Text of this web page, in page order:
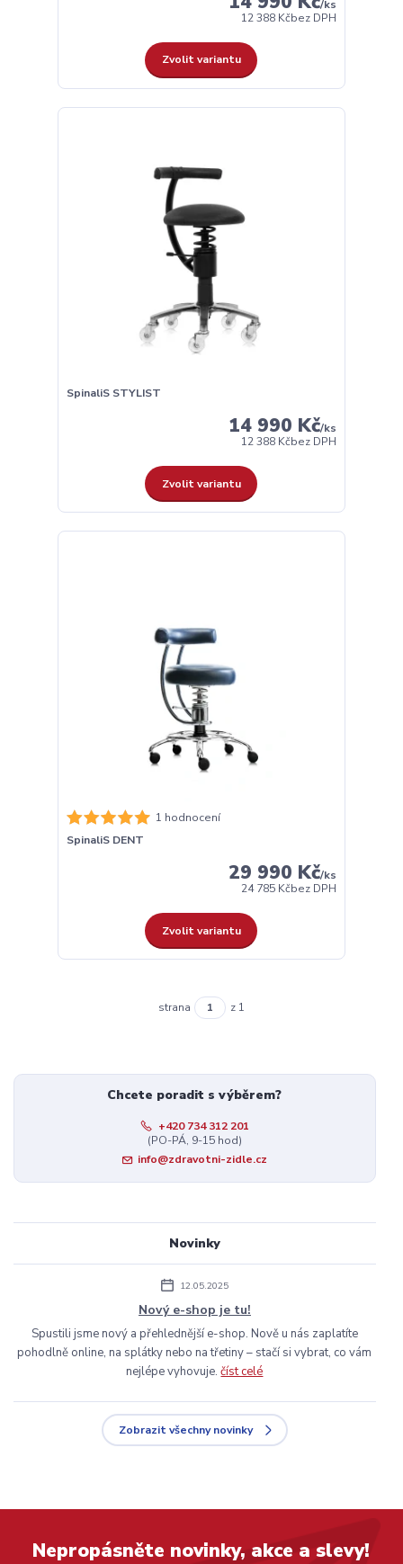
/ks
12 388 Kčbez DPH
Zvolit variantu
SpinaliS STYLIST
14 990 Kč/ks
12 388 Kčbez DPH
Zvolit variantu
1 hodnocení
SpinaliS DENT
29 990 Kč/ks
24 785 Kčbez DPH
Zvolit variantu
strana z 1
Chcete poradit s výběrem?
+420 734 312 201
(PO-PÁ, 9-15 hod)
info@zdravotni-zidle.cz
Novinky
12.05.2025
Nový e-shop je tu!
Spustili jsme nový a přehlednější e-shop. Nově u nás zaplatíte
pohodlně online, na splátky nebo na třetiny – stačí si vybrat, co vám
nejlépe vyhovuje.číst celé
Zobrazit všechny novinky
Nepropásněte novinky, akce a slevy!